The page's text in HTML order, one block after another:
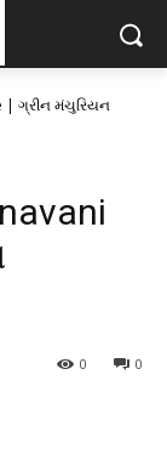
| ગ્રીન મંચુરિયન
0
0